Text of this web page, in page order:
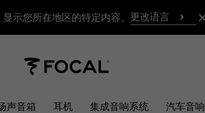
示您所在地区的特定内容。 更改语言
声音箱 耳机 集成音响系统 汽车音响